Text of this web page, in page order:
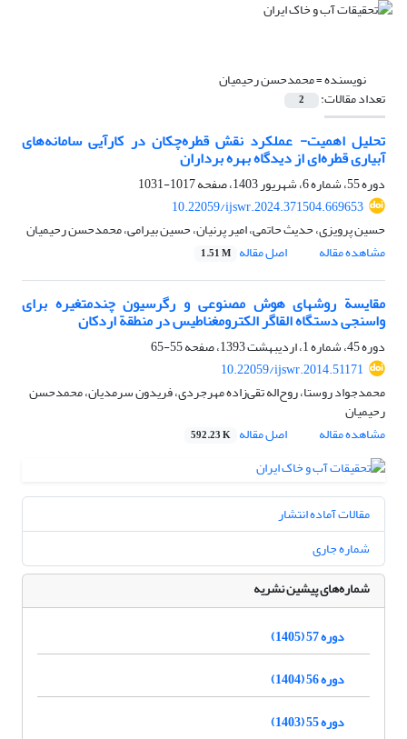
نویسنده =محمدحسن رحیمیان
تعداد مقالات: 2
تحلیل اهمیت- عملکرد نقش قطره‌چکان در کارآیی سامانه‌های
آبیاری قطره‌ای از دیدگاه بهره برداران
دوره 55، شماره 6، شهریور 1403، صفحه
1017-1031
10.22059/ijswr.2024.371504.669653
حسین پرویزی، حدیث حاتمی، امیر پرنیان، حسین بیرامی، محمدحسن رحیمیان
مشاهده مقاله
اصل مقاله 1.51 M
مقایسة روش‏های هوش مصنوعی و رگرسیون چند‌متغیره برای
واسنجی دستگاه القاگر الکترومغناطیس در منطقة اردکان
دوره 45، شماره 1، اردیبهشت 1393، صفحه
55-65
10.22059/ijswr.2014.51171
محمدجواد روستا، روح‌اله تقی‌زاده مهرجردی، فریدون سرمدیان، محمدحسن
رحیمیان
مشاهده مقاله
اصل مقاله 592.23 K
مقالات آماده انتشار
شماره جاری
شماره‌های پیشین نشریه
دوره 57 (1405)
دوره 56 (1404)
دوره 55 (1403)